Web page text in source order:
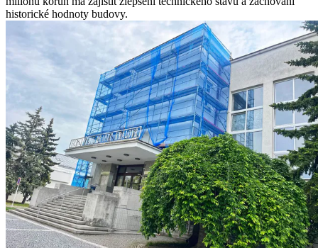
historické hodnoty budovy.